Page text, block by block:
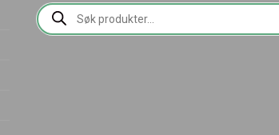
Products
search